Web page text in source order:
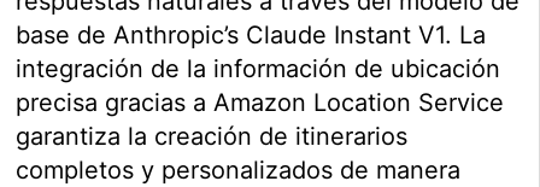
base de Anthropic’s Claude Instant V1. La
integración de la información de ubicación
precisa gracias a Amazon Location Service
garantiza la creación de itinerarios
completos y personalizados de manera